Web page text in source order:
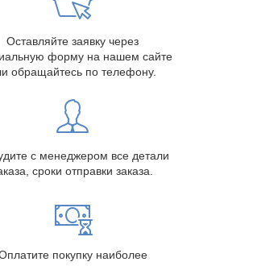
Оставляйте заявку через
форму на нашем сайте
обращайтесь по телефону.
с менеджером все детали
сроки отправки заказа.
покупку наиболее